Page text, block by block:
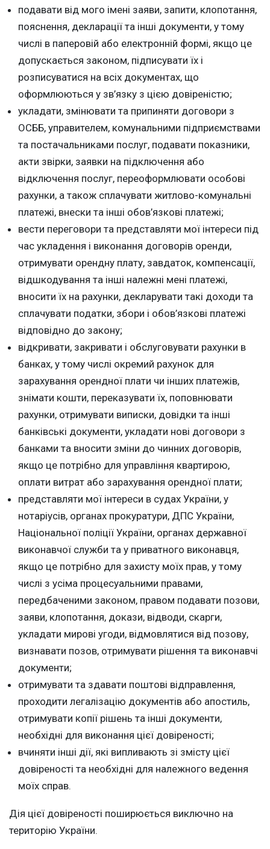
подавати від мого імені заяви, запити, клопотання,
пояснення, декларації та інші документи, у тому
числі в паперовій або електронній формі, якщо це
допускається законом, підписувати їх і
розписуватися на всіх документах, що
оформлюються у зв’язку з цією довіреністю;
укладати, змінювати та припиняти договори з
ОСББ, управителем, комунальними підприємствами
та постачальниками послуг, подавати показники,
акти звірки, заявки на підключення або
відключення послуг, переоформлювати особові
рахунки, а також сплачувати житлово-комунальні
платежі, внески та інші обов’язкові платежі;
вести переговори та представляти мої інтереси під
час укладення і виконання договорів оренди,
отримувати орендну плату, завдаток, компенсації,
відшкодування та інші належні мені платежі,
вносити їх на рахунки, декларувати такі доходи та
сплачувати податки, збори і обов’язкові платежі
відповідно до закону;
відкривати, закривати і обслуговувати рахунки в
банках, у тому числі окремий рахунок для
зарахування орендної плати чи інших платежів,
знімати кошти, переказувати їх, поповнювати
рахунки, отримувати виписки, довідки та інші
банківські документи, укладати нові договори з
банками та вносити зміни до чинних договорів,
якщо це потрібно для управління квартирою,
оплати витрат або зарахування орендної плати;
представляти мої інтереси в судах України, у
нотаріусів, органах прокуратури, ДПС України,
Національної поліції України, органах державної
виконавчої служби та у приватного виконавця,
якщо це потрібно для захисту моїх прав, у тому
числі з усіма процесуальними правами,
передбаченими законом, правом подавати позови,
заяви, клопотання, докази, відводи, скарги,
укладати мирові угоди, відмовлятися від позову,
визнавати позов, отримувати рішення та виконавчі
документи;
отримувати та здавати поштові відправлення,
проходити легалізацію документів або апостиль,
отримувати копії рішень та інші документи,
необхідні для виконання цієї довіреності;
вчиняти інші дії, які випливають зі змісту цієї
довіреності та необхідні для належного ведення
моїх справ.
Дія цієї довіреності поширюється виключно на
територію України.